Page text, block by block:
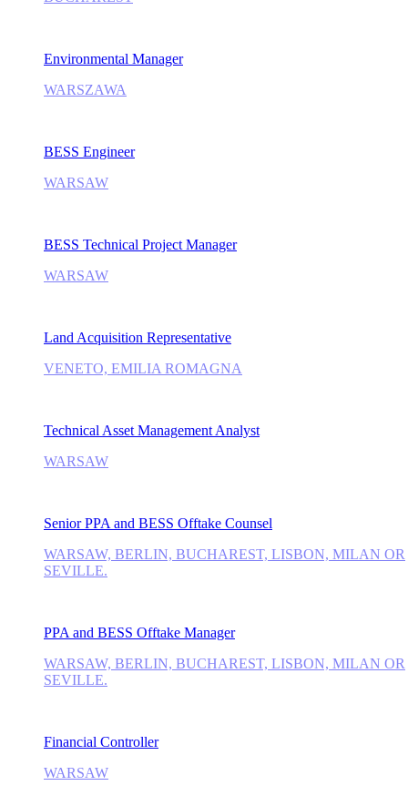
Environmental Manager
WARSZAWA
BESS Engineer
WARSAW
BESS Technical Project Manager
WARSAW
Land Acquisition Representative
VENETO, EMILIA ROMAGNA
Technical Asset Management Analyst
WARSAW
Senior PPA and BESS Offtake Counsel
WARSAW, BERLIN, BUCHAREST, LISBON, MILAN OR
SEVILLE.
PPA and BESS Offtake Manager
WARSAW, BERLIN, BUCHAREST, LISBON, MILAN OR
SEVILLE.
Financial Controller
WARSAW